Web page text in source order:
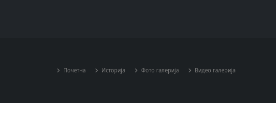
Почетна Историја Фото галерија Видео галерија